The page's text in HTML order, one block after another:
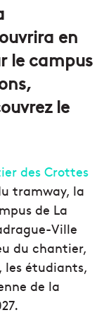
en
le campus
le
des Crottes
tramway, la
de La
Ville
du chantier,
les étudiants,
de la